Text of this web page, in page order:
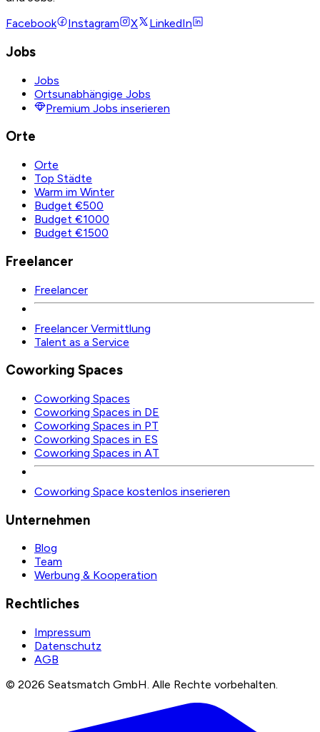
Facebook
Instagram X LinkedIn
Jobs
Jobs
Ortsunabhängige Jobs
Premium Jobs inserieren
Orte
Orte
Top Städte
Warm im Winter
Budget €500
Budget €1000
Budget €1500
Freelancer
Freelancer
Freelancer Vermittlung
Talent as a Service
Coworking Spaces
Coworking Spaces
Coworking Spaces in DE
Coworking Spaces in PT
Coworking Spaces in ES
Coworking Spaces in AT
Coworking Space kostenlos inserieren
Unternehmen
Blog
Team
Werbung & Kooperation
Rechtliches
Impressum
Datenschutz
AGB
© 2026 Seatsmatch GmbH. Alle Rechte vorbehalten.